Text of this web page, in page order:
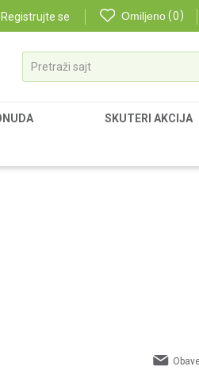
Registrujte se Omiljeno 0
Pretraži sajt
SKUTERI AKCIJA